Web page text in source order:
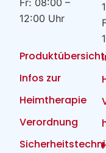
12:00 Uhr
Produktübersicht
Infos zur
Heimtherapie
Verordnung